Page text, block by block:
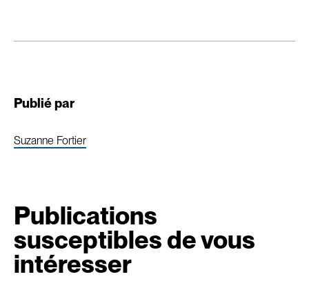
Publié par
Suzanne Fortier
Publications
susceptibles de vous
intéresser